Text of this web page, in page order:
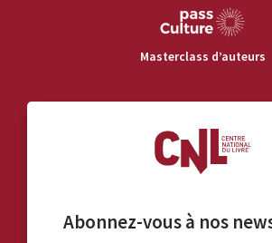
Masterclass d’auteurs
Abonnez-vous à nos